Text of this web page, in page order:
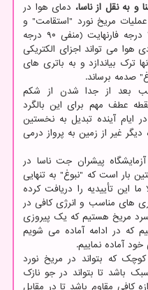
و به نقل از ناسا، دمای هوا در
مریخ نورد "استقامت" و
بالگرد "نبوغ" می تواند به منفی ۱۳۰ درجه فارنهایت (منفی ۹۰ درجه
هوا می تواند اجزای الکتریکی
ترک بیاندازد و به باتری های
صدمه برساند.
بعد از جدا شدن از شکم
۳ آوریل یک نقطه عطف مهم برای این بالگرد
در ایام آینده تبدیل به نخستین
غیر از زمین به پرواز درمی
پیشران جت ناسا در
بار است که "نبوغ" به تنهایی
این تأییدیه را دریافت کرده
های مناسب و انرژی کافی در
سرد مریخ هستیم که یک پیروزی
که در ادامه آماده می شویم
آماده نماییم.
کوچک که بتواند در مریخ نورد
باشد تا بتواند در جو نازک
کافی مقاوم باشد تا در مقابل